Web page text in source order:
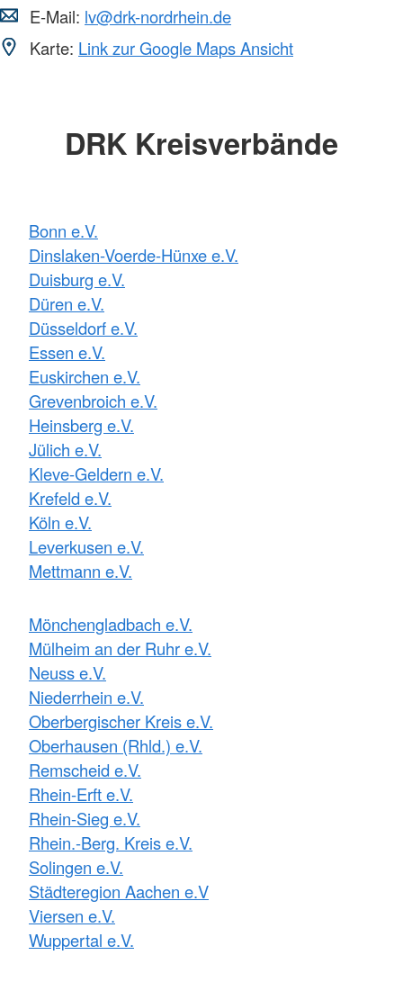
E-Mail: lv@drk-nordrhein.de
Karte: Link zur Google Maps Ansicht
DRK Kreisverbände
Bonn e.V.
Dinslaken-Voerde-Hünxe e.V.
Duisburg e.V.
Düren e.V.
Düsseldorf e.V.
Essen e.V.
Euskirchen e.V.
Grevenbroich e.V.
Heinsberg e.V.
Jülich e.V.
Kleve-Geldern e.V.
Krefeld e.V.
Köln e.V.
Leverkusen e.V.
Mettmann e.V.
Mönchengladbach e.V.
Mülheim an der Ruhr e.V.
Neuss e.V.
Niederrhein e.V.
Oberbergischer Kreis e.V.
Oberhausen (Rhld.) e.V.
Remscheid e.V.
Rhein-Erft e.V.
Rhein-Sieg e.V.
Rhein.-Berg. Kreis e.V.
Solingen e.V.
Städteregion Aachen e.V
Viersen e.V.
Wuppertal e.V.